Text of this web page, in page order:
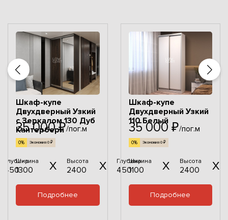
Глубина
450
Шкаф-купе
Двухдверный Узкий
с Зеркалом 130 Дуб
Кантербери
35 000 ₽/пог.м
0% Экономия 0 ₽
Ширина
1300
Высота
2400
Глубина
450
Подробнее
Шкаф-купе
Двухдверный Узкий
110 Белый
35 000 ₽/пог.м
0% Экономия 0 ₽
Ширина
1100
Высота
2400
Подробнее